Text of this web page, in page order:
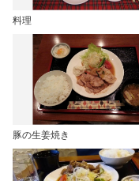
料理
豚の生姜焼き